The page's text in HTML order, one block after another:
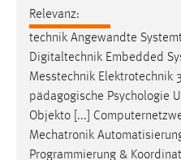
Relevanz:
technik Angewandte
Digitaltechnik Embedded
Messtechnik Elektrotechnik
pädagogische Psychologie
Objekto [...]
Mechatronik
Programmierung &
MARKETING
Marketing Cookies
verwendet, um
Sie tun dies, indem sie
hinweg verfolgen.
Google Ads